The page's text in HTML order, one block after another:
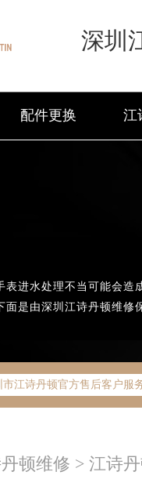
深圳
配件更换 江
表进水处理不当可能会造
面是由深圳江诗丹顿维修
丹顿深圳市售后服务网络优
市江诗丹顿官方售后客户服
丹顿售后服务中心最新网点
！ 顿维修 > 江诗